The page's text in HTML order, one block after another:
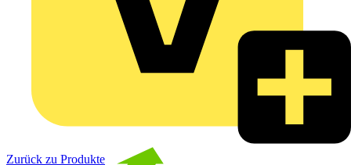
Zurück zu Produkte